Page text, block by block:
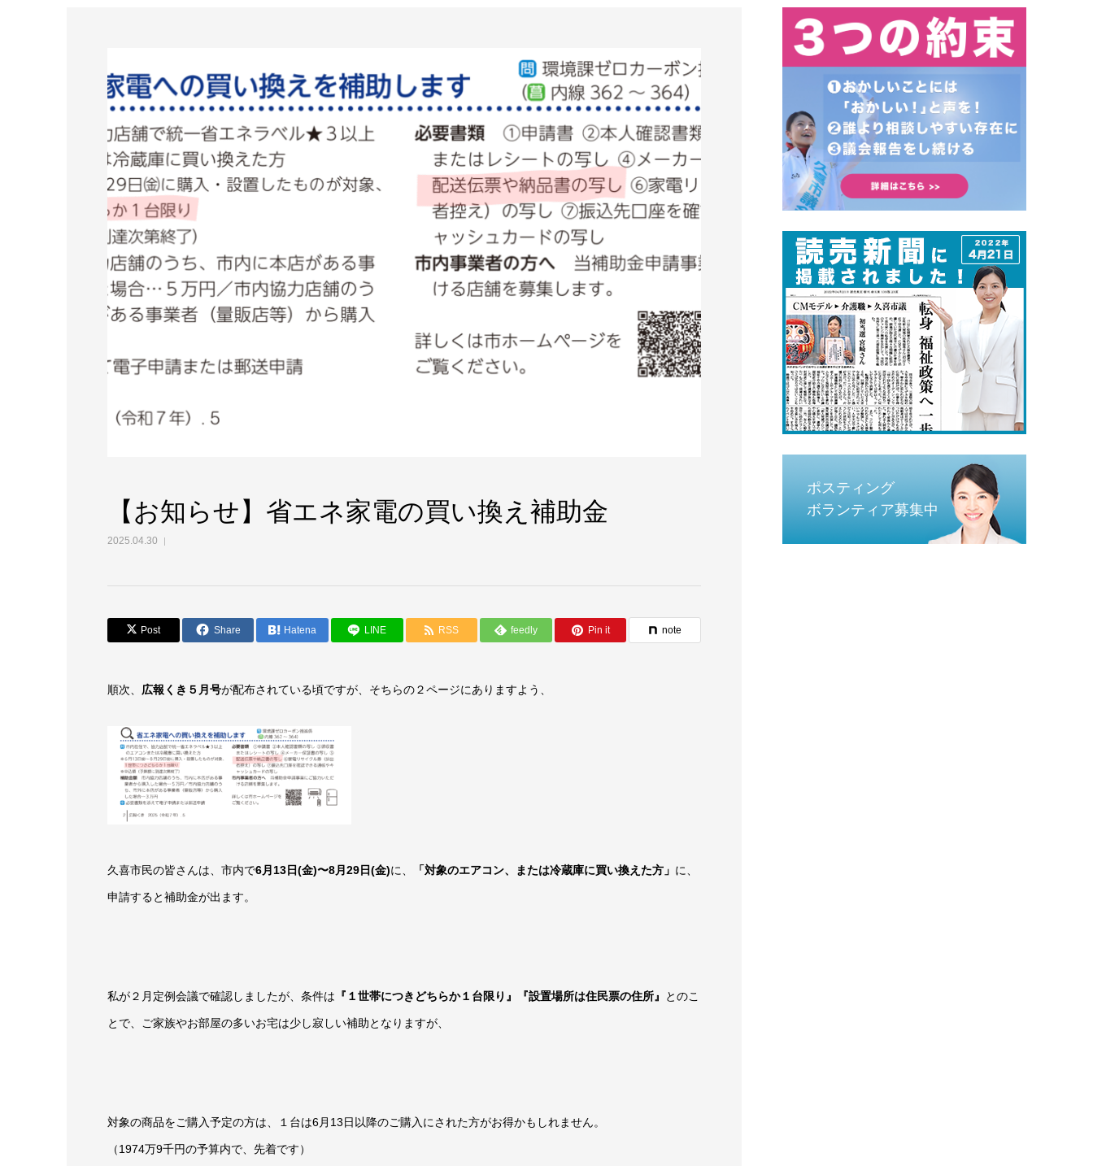
【お知らせ】省エネ家電の買い換え補助金
2025.04.30
Post Share Hatena LINE RSS feedly Pin it note
順次、 広報くき５月号が配布されている頃ですが、そちらの２ページにありますよう、
久喜市民の皆さんは、市内で6月13日(金)〜8月29日(金)に、 「対象のエアコン、または冷蔵庫に買い換えた方」 に、
申請すると補助金が出ます。
私が２月定例会議で確認しましたが、条件は 『１世帯につきどちらか１台限り』『設置場所は住民票の住所』 とのこ
とで、ご家族やお部屋の多いお宅は少し寂しい補助となりますが、
対象の商品をご購入予定の方は、１台は6月13日以降のご購入にされた方がお得かもしれません。
（1974万9千円の予算内で、先着です）
ポスティング
ボランティア募集中